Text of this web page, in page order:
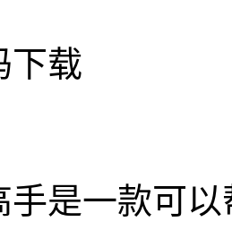
下载
手是一款可